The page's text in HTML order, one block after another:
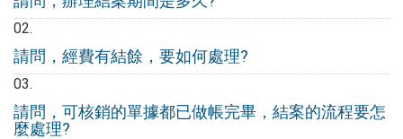
請問，經費有結餘，要如何處理?
請問，可核銷的單據都已做帳完畢，結案的流程要怎
麼處理?